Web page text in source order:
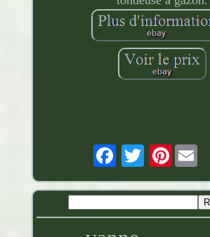
Pinterest